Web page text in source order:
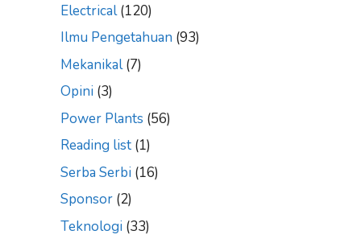
Electrical(120)
Ilmu Pengetahuan (93)
Mekanikal(7)
Opini (3)
Power Plants (56)
Reading list (1)
Serba Serbi (16)
Sponsor (2)
Teknologi (33)